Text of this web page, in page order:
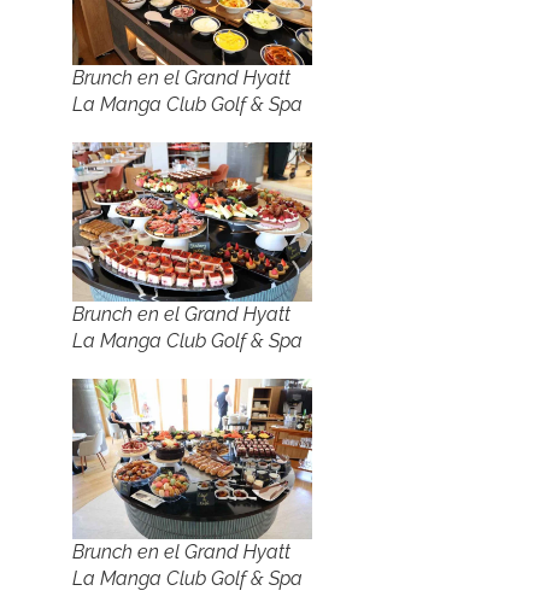
Brunch en el Grand Hyatt
La Manga Club Golf & Spa
Brunch en el Grand Hyatt
La Manga Club Golf & Spa
Brunch en el Grand Hyatt
La Manga Club Golf & Spa